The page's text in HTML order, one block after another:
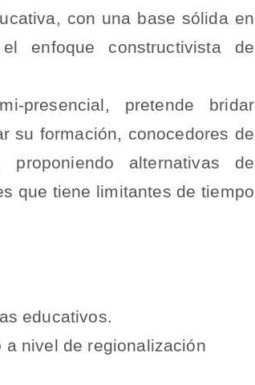
con una base sólida en
enfoque constructivista de
presencial, pretende bridar
su formación, conocedores de
proponiendo alternativas de
que tiene limitantes de tiempo
educativos.
nivel de regionalización